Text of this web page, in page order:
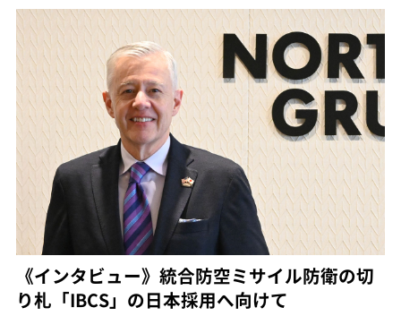
《インタビュー》統合防空ミサイル防衛の切
り札「IBCS」の日本採用へ向けて